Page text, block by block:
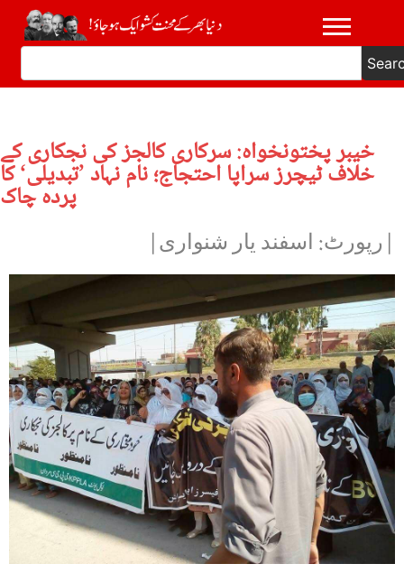
خیبر پختونخواہ: سرکاری کالجز کی نجکاری کے
خلاف ٹیچرز سراپا احتجاج؛ نام نہاد ’تبدیلی‘ کا
پردہ چاک
|رپورٹ: اسفند یار شنواری|